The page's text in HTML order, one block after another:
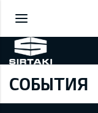
СОБЫТИЯ